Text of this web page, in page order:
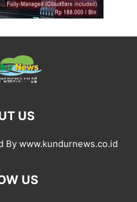
US
By www.kundurnews.co.id
US